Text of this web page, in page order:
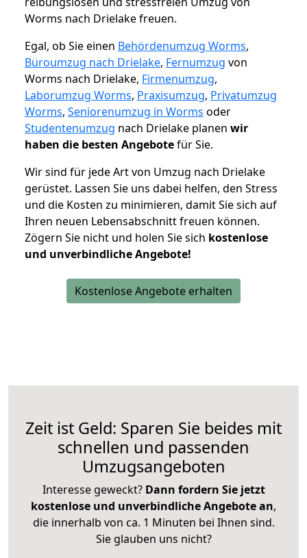
Worms nach Drielake freuen.
Egal, ob Sie einen Behördenumzug Worms,
Büroumzug nach Drielake, Fernumzug von
Worms nach Drielake, Firmenumzug,
Laborumzug Worms, Praxisumzug, Privatumzug
Worms, Seniorenumzug in Worms oder
Studentenumzug nach Drielake planen wir
haben die besten Angebotefür Sie.
Wir sind für jede Art von Umzug nach Drielake
gerüstet. Lassen Sie uns dabei helfen, den Stress
und die Kosten zu minimieren, damit Sie sich auf
Ihren neuen Lebensabschnitt freuen können.
Zögern Sie nicht und holen Sie sich kostenlose
und unverbindliche Angebote!
Kostenlose Angebote erhalten
Zeit ist Geld: Sparen Sie beides mit
schnellen und passenden
Umzugsangeboten
Interesse geweckt? Dann fordern Sie jetzt
kostenlose und unverbindliche Angebote an,
die innerhalb von ca. 1 Minuten bei Ihnen sind.
Sie glauben uns nicht?